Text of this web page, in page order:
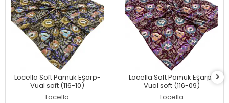
Locella Soft Pamuk Eşarp-
Vual soft (116-10)
Locella
Locella Soft Pamuk Eşarp-
Vual soft (116-09)
Locella